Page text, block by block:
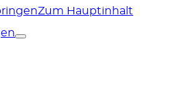
Zum Hauptinhalt